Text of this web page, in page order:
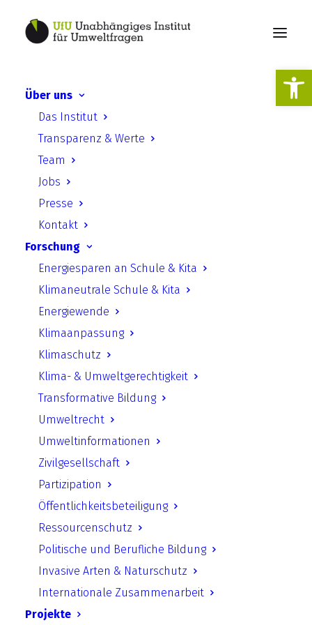
Über uns
Das Institut
Transparenz & Werte
Team
Jobs
Presse
Kontakt
Forschung
Energiesparen an Schule & Kita
Klimaneutrale Schule & Kita
Energiewende
Klimaanpassung
Klimaschutz
Klima- & Umweltgerechtigkeit
Transformative Bildung
Umweltrecht
Umweltinformationen
Zivilgesellschaft
Partizipation
Öffentlichkeitsbeteiligung
Ressourcenschutz
Politische und Berufliche Bildung
Invasive Arten & Naturschutz
Internationale Zusammenarbeit
Projekte
UfU Pressemitteilung | UfU
Projekt „KlimaVisionen“
wird Klimaschutzpartner
2022 der IHK-Berlin!
UfU Pressemitteilung | UfU
Projekt „KlimaVisionen“ wird
Klimaschutzpartner 2022 der
IHK-Berlin!
UfU.de | Unabhängiges Institut für Umweltfragen
e.V.